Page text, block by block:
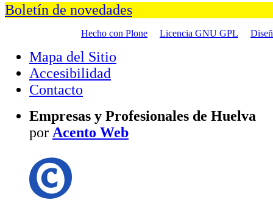
Boletín de novedades
Hecho con Plone Licencia GNU GPL
Mapa del Sitio
Accesibilidad
Contacto
Empresas y Profesionales de Huelva
por Acento Web